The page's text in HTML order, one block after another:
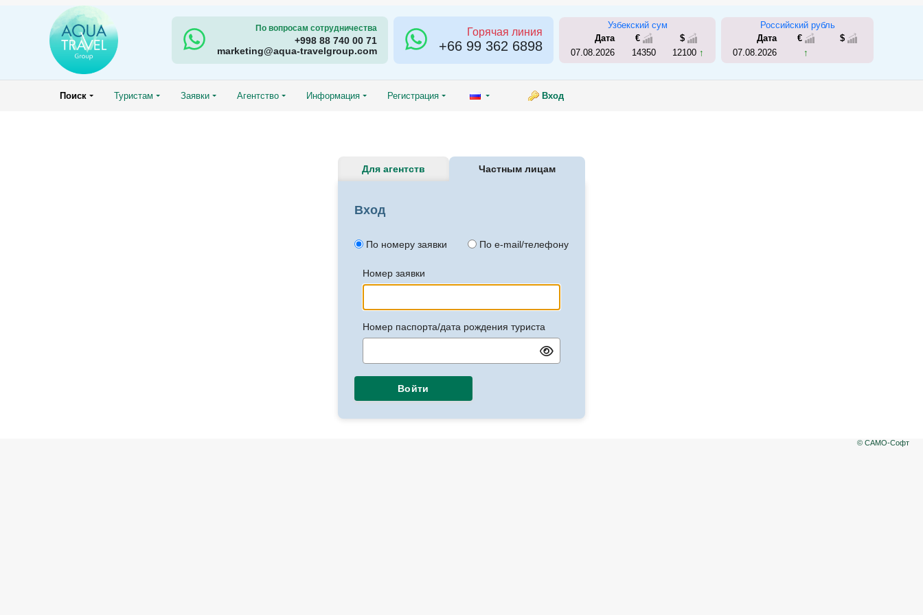
По вопросам сотрудничества
+998 88 740 00 71
marketing@aqua-travelgroup.com
Горячая линия
+66 99 362 6898
Узбекский сум
Дата
€
$
07.08.2026
14350 12100
Российский рубль
Дата
€
$
07.08.2026
Поиск Туристам Заявки Агентство Информация Регистрация Вход
Для агентств Частным лицам
Вход
По номеру заявки По e-mail/телефону
Номер заявки
Номер паспорта/дата рождения туриста
Войти
© САМО-Софт